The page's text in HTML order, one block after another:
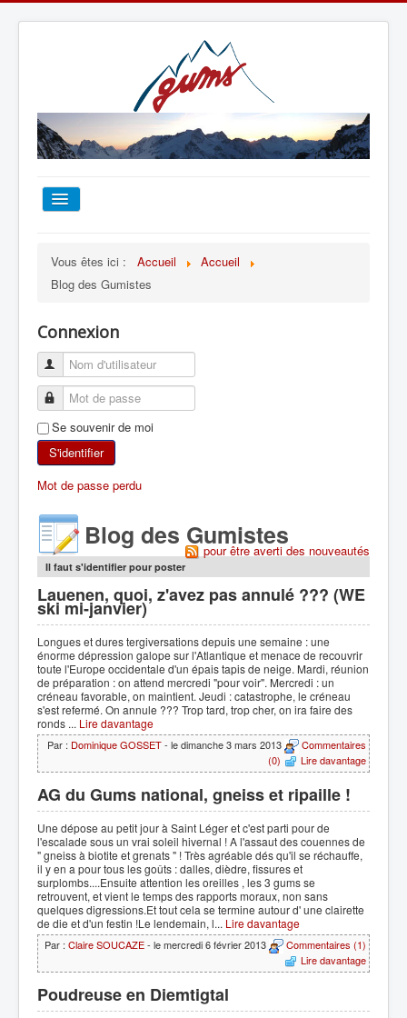
TOUT SUR LE GUMS
ESCALADE
ALPINISME
SKI DE RANDONNÉE
RANDONNÉE SPORTIVE
Vous êtes ici : Accueil
Accueil
Blog des Gumistes
Connexion
Se souvenir de moi
S'identifier
Mot de passe perdu
Blog des Gumistespour être averti des nouveautés
Il faut s'identifier pour poster
Lauenen, quoi, z'avez pas annulé ??? (WE
ski mi-janvier)
Longues et dures tergiversations depuis une semaine : une
énorme dépression galope sur l'Atlantique et menace de recouvrir
toute l'Europe occidentale d'un épais tapis de neige. Mardi, réunion
de préparation : on attend mercredi "pour voir". Mercredi : un
créneau favorable, on maintient. Jeudi : catastrophe, le créneau
s'est refermé. On annule ??? Trop tard, trop cher, on ira faire des
ronds ... Lire davantage
Par : Dominique GOSSET- le dimanche 3 mars 2013
Commentaires
(0)
Lire davantage
AG du Gums national, gneiss et ripaille !
Une dépose au petit jour à Saint Léger et c'est parti pour de
l'escalade sous un vrai soleil hivernal ! A l'assaut des couennes de
" gneiss à biotite et grenats " ! Très agréable dés qu'il se réchauffe,
il y en a pour tous les goûts : dalles, dièdre, fissures et
surplombs....Ensuite attention les oreilles , les 3 gums se
retrouvent, et vient le temps des rapports moraux, non sans
quelques digressions.Et tout cela se termine autour d' une clairette
de die et d'un festin !Le lendemain, l... Lire davantage
Par : Claire SOUCAZE- le mercredi 6 février 2013
Commentaires (1)
Lire davantage
Poudreuse en Diemtigtal